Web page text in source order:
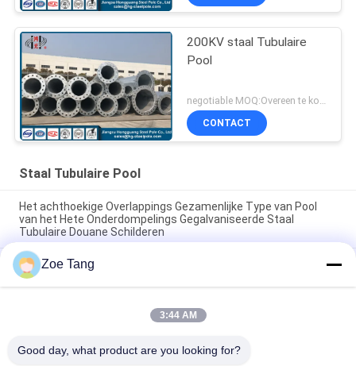
200KV staal Tubulaire
Pool
CONTACT
Staal Tubulaire Pool
Het achthoekige Overlappings Gezamenlijke Type van Pool
van het Hete Onderdompelings Gegalvaniseerde Staal
Tubulaire Douane Schilderen
De hete Superieure Hop Onderdompeling Gegalvaniseerde
Polen van het Broodjesstaal/Tubulaire Staaltoren
Van het de Torenstaal van de hete Onderdompelings de
Gegalvaniseerde Macht Verbinding van Pool Tubulaire met
Zoe Tang
3:44 AM
Good day, what product are you looking for?